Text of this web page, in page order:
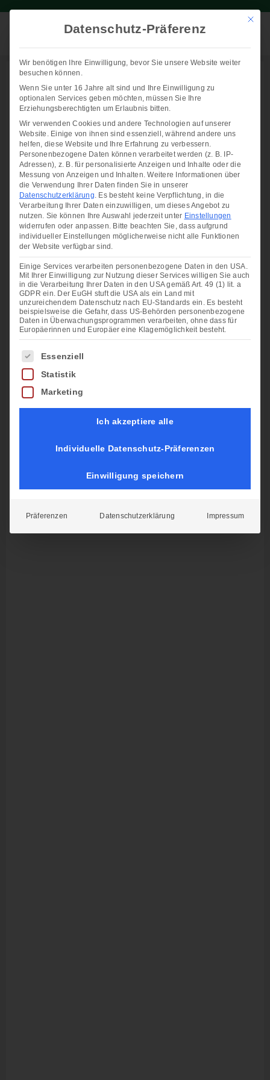
Mit
Datenschutz-Präferenz
Wir benötigen Ihre Einwilligung, bevor Sie unsere Website weiter
besuchen können.
Wenn Sie unter 16 Jahre alt sind und Ihre Einwilligung zu
optionalen Services geben möchten, müssen Sie Ihre
Erziehungsberechtigten um Erlaubnis bitten.
Wir verwenden Cookies und andere Technologien auf unserer
Website. Einige von ihnen sind essenziell, während andere uns
helfen, diese Website und Ihre Erfahrung zu verbessern.
Personenbezogene Daten können verarbeitet werden (z. B. IP-
Adressen), z. B. für personalisierte Anzeigen und Inhalte oder die
Messung von Anzeigen und Inhalten. Weitere Informationen über
die Verwendung Ihrer Daten finden Sie in unserer
Datenschutzerklärung. Es besteht keine Verpflichtung, in die
Verarbeitung Ihrer Daten einzuwilligen, um dieses Angebot zu
nutzen. Sie können Ihre Auswahl jederzeit unter Einstellungen
widerrufen oder anpassen. Bitte beachten Sie, dass aufgrund
individueller Einstellungen möglicherweise nicht alle Funktionen
der Website verfügbar sind.
Einige Services verarbeiten personenbezogene Daten in den USA.
Mit Ihrer Einwilligung zur Nutzung dieser Services willigen Sie auch
in die Verarbeitung Ihrer Daten in den USA gemäß Art. 49 (1) lit. a
GDPR ein. Der EuGH stuft die USA als ein Land mit
unzureichendem Datenschutz nach EU-Standards ein. Es besteht
beispielsweise die Gefahr, dass US-Behörden personenbezogene
Daten in Überwachungsprogrammen verarbeiten, ohne dass für
Europäerinnen und Europäer eine Klagemöglichkeit besteht.
Es folgt eine Liste der Service-Gruppen, für die eine
Essenziell
Statistik
Marketing
Ich akzeptiere alle
Individuelle Datenschutz-Präferenzen
Einwilligung speichern
Präferenzen Datenschutzerklärung Impressum